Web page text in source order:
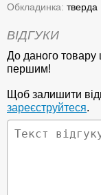
Обкладинка: тверда
ВІДГУКИ
До даного товару
першим!
Щоб залишити
зареєструйтеся.